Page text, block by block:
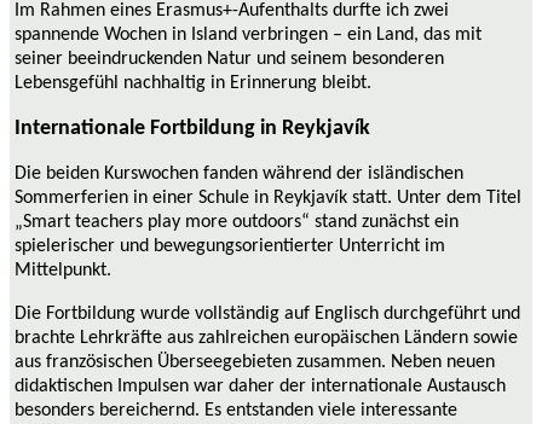
Im Rahmen eines Erasmus+-Aufenthalts durfte ich zwei
spannende Wochen in Island verbringen – ein Land, das mit
seiner beeindruckenden Natur und seinem besonderen
Lebensgefühl nachhaltig in Erinnerung bleibt.
Internationale Fortbildung in Reykjavík
Die beiden Kurswochen fanden während der isländischen
Sommerferien in einer Schule in Reykjavík statt. Unter dem Titel
„Smart teachers play more outdoors“ stand zunächst ein
spielerischer und bewegungsorientierter Unterricht im
Mittelpunkt.
Die Fortbildung wurde vollständig auf Englisch durchgeführt und
brachte Lehrkräfte aus zahlreichen europäischen Ländern sowie
aus französischen Überseegebieten zusammen. Neben neuen
didaktischen Impulsen war daher der internationale Austausch
besonders bereichernd. Es entstanden viele interessante